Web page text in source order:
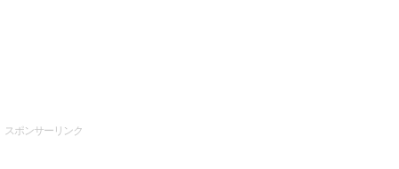
スポンサーリンク